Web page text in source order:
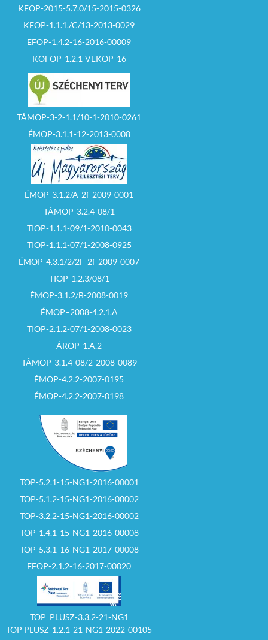
KEOP-2015-5.7.0/15-2015-0326
KEOP-1.1.1./C/13-2013-0029
EFOP-1.4.2-16-2016-00009
KÖFOP-1.2.1-VEKOP-16
TÁMOP-3-2-1.1/10-1-2010-0261
ÉMOP-3.1.1-12-2013-0008
ÉMOP-3.1.2/A-2f-2009-0001
TÁMOP-3.2.4-08/1
TIOP-1.1.1-09/1-2010-0043
TIOP-1.1.1-07/1-2008-0925
ÉMOP-4.3.1/2/2F-2f-2009-0007
TIOP-1.2.3/08/1
ÉMOP-3.1.2/B-2008-0019
ÉMOP–2008-4.2.1.A
TIOP-2.1.2-07/1-2008-0023
ÁROP-1.A.2
TÁMOP-3.1.4-08/2-2008-0089
ÉMOP-4.2.2-2007-0195
ÉMOP-4.2.2-2007-0198
TOP-5.2.1-15-NG1-2016-00001
TOP-5.1.2-15-NG1-2016-00002
TOP-3.2.2-15-NG1-2016-00002
TOP-1.4.1-15-NG1-2016-00008
TOP-5.3.1-16-NG1-2017-00008
EFOP-2.1.2-16-2017-00020
TOP_PLUSZ-3.3.2-21-NG1
TOP PLUSZ-1.2.1-21-NG1-2022-00105